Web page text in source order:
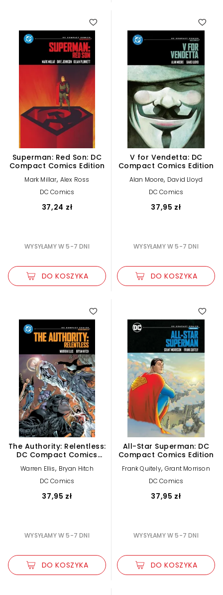
Superman: Red Son: DC
Compact Comics Edition
Mark Millar, Alex Ross
DC Comics
37,24 zł
WYSYŁAMY W 5-7 DNI
DO KOSZYKA
V for Vendetta: DC
Compact Comics Edition
Alan Moore, David Lloyd
DC Comics
37,95 zł
WYSYŁAMY W 5-7 DNI
DO KOSZYKA
The Authority: Relentless:
DC Compact Comics
Warren Ellis, Bryan Hitch
DC Comics
37,95 zł
WYSYŁAMY W 5-7 DNI
DO KOSZYKA
All-Star Superman: DC
Compact Comics Edition
Frank Quitely, Grant Morrison
DC Comics
37,95 zł
WYSYŁAMY W 5-7 DNI
DO KOSZYKA